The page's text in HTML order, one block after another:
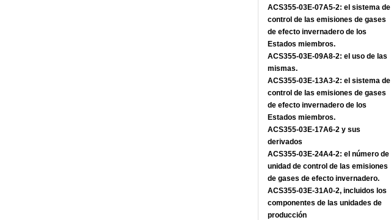
ACS355-03E-07A5-2: el sistema de
control de las emisiones de gases
de efecto invernadero de los
Estados miembros.
ACS355-03E-09A8-2: el uso de las
mismas.
ACS355-03E-13A3-2: el sistema de
control de las emisiones de gases
de efecto invernadero de los
Estados miembros.
ACS355-03E-17A6-2 y sus
derivados
ACS355-03E-24A4-2: el número de
unidad de control de las emisiones
de gases de efecto invernadero.
ACS355-03E-31A0-2, incluidos los
componentes de las unidades de
producción